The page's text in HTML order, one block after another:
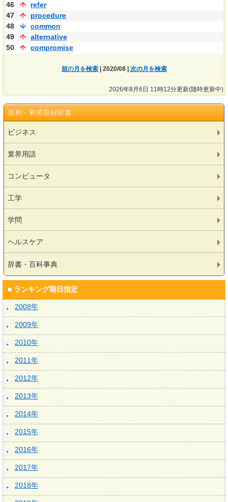
46
refer
47
procedure
48
common
49
alternative
50
compromise
前の月を検索| 2020/08 | 次の月を検索
2026年8月6日 11時12分更新(随時更新中)
英和・和英収録辞書
ビジネス
業界用語
コンピュータ
工学
学問
ヘルスケア
辞書・百科事典
■ ランキング期日指定
2008年
2009年
2010年
2011年
2012年
2013年
2014年
2015年
2016年
2017年
2018年